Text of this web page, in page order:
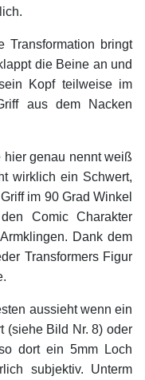
Transformation bringt
die Beine an und
Kopf teilweise im
aus dem Nacken
genau nennt weiß
wirklich ein Schwert,
im 90 Grad Winkel
Comic Charakter
Dank dem
Transformers Figur
aussieht wenn ein
(siehe Bild Nr. 8) oder
dort ein 5mm Loch
subjektiv. Unterm